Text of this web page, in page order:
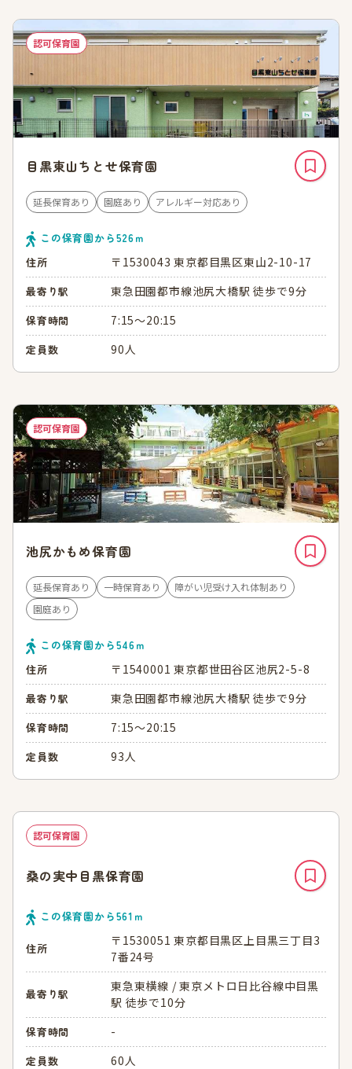
認可保育園
目黒東山ちとせ保育園
延長保育あり 園庭あり アレルギー対応あり
この保育園から526ｍ
住所
〒1530043 東京都目黒区東山2-10-17
最寄り駅 東急田園都市線池尻大橋駅 徒歩で9分
保育時間 7:15～20:15
定員数 90人
認可保育園
池尻かもめ保育園
延長保育あり 一時保育あり
障がい児受け入れ体制あり
園庭あり
この保育園から546ｍ
住所
〒1540001 東京都世田谷区池尻2-5-8
最寄り駅 東急田園都市線池尻大橋駅 徒歩で9分
保育時間 7:15～20:15
定員数 93人
認可保育園
桑の実中目黒保育園
この保育園から561 ｍ
住所
〒1530051 東京都目黒区上目黒三丁目3
7番24号
最寄り駅
東急東横線 / 東京メトロ日比谷線中目黒
駅 徒歩で10分
保育時間 -
定員数 60人